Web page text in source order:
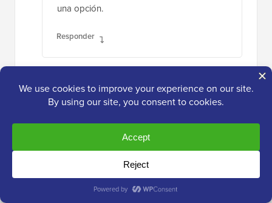
una opción.
Responder
Hanif
muchas gracias, funciona muy bien